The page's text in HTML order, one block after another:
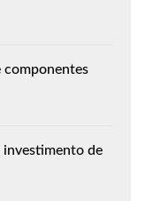
componentes
investimento de